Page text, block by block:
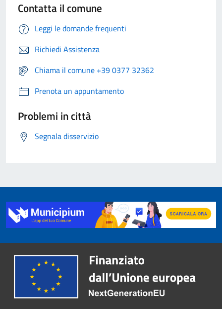
Contatta il comune
Leggi le domande frequenti
Richiedi Assistenza
Chiama il comune +39 0377 32362
Prenota un appuntamento
Problemi in città
Segnala disservizio